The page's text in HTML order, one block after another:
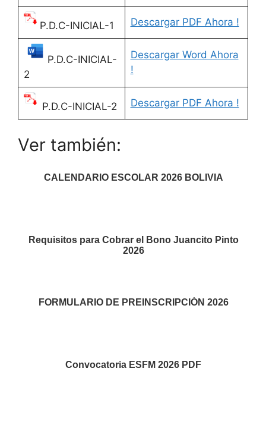
P.D.C-INICIAL-1 Descargar PDF Ahora !
P.D.C-INICIAL-
2
Descargar Word Ahora
!
P.D.C-INICIAL-2 Descargar PDF Ahora !
Ver también:
CALENDARIO ESCOLAR 2026 BOLIVIA
Requisitos para Cobrar el Bono Juancito Pinto
2026
FORMULARIO DE PREINSCRIPCIÓN 2026
Convocatoria ESFM 2026 PDF